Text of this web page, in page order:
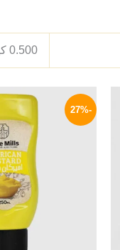
0.500 كيلوجرام
-27%